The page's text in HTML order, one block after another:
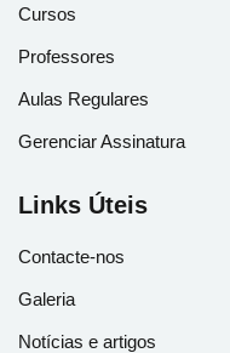
Cursos
Professores
Aulas Regulares
Gerenciar Assinatura
Links Úteis
Contacte-nos
Galeria
Notícias e artigos